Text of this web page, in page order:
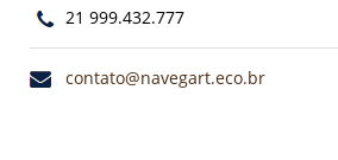
21 999.432.777
contato@navegart.eco.br